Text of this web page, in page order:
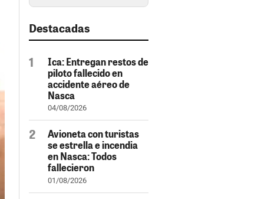
Destacadas
Ica: Entregan restos de
piloto fallecido en
accidente aéreo de
Nasca
04/08/2026
Avioneta con turistas
se estrella e incendia
en Nasca: Todos
fallecieron
01/08/2026